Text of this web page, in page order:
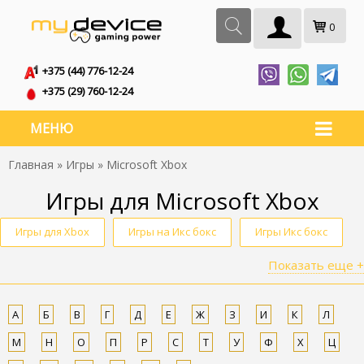
0
+375 (44) 776-12-24
+375 (29) 760-12-24
МЕНЮ
Главная » Игры » Microsoft Xbox
Игры для Microsoft Xbox
Игры для Xbox Игры на Икс бокс Игры Икс бокс
Игры на Xbox
Игры к Xбокс Игры X бокс Икс Бокс игры
Показать еще +
А Б В Г Д Е Ж З И К
Л
М
Н О П Р С Т У Ф Х
Ц